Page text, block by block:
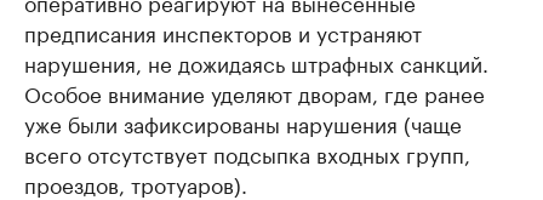
предписания инспекторов и устраняют
нарушения, не дожидаясь штрафных санкций.
Особое внимание уделяют дворам, где ранее
уже были зафиксированы нарушения (чаще
всего отсутствует подсыпка входных групп,
проездов, тротуаров).